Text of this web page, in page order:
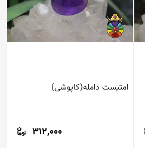
امتیست دامله(کاپوشی)
312,000